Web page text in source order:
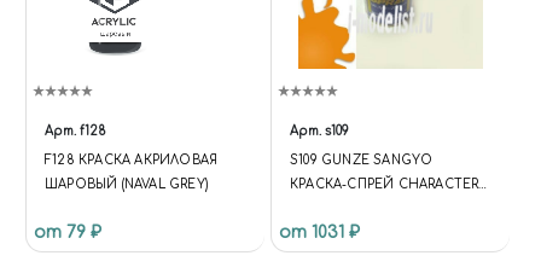
Арт. f128
F128 КРАСКА АКРИЛОВАЯ
ШАРОВЫЙ (NAVAL GREY)
от 79 ₽
Арт. s109
S109 GUNZE SANGYO
КРАСКА-СПРЕЙ CHARACTER
ЖЕЛТАЯ)
от 1031 ₽